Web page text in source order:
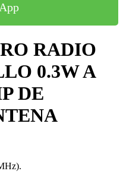
RADIO
0.3W A
DE